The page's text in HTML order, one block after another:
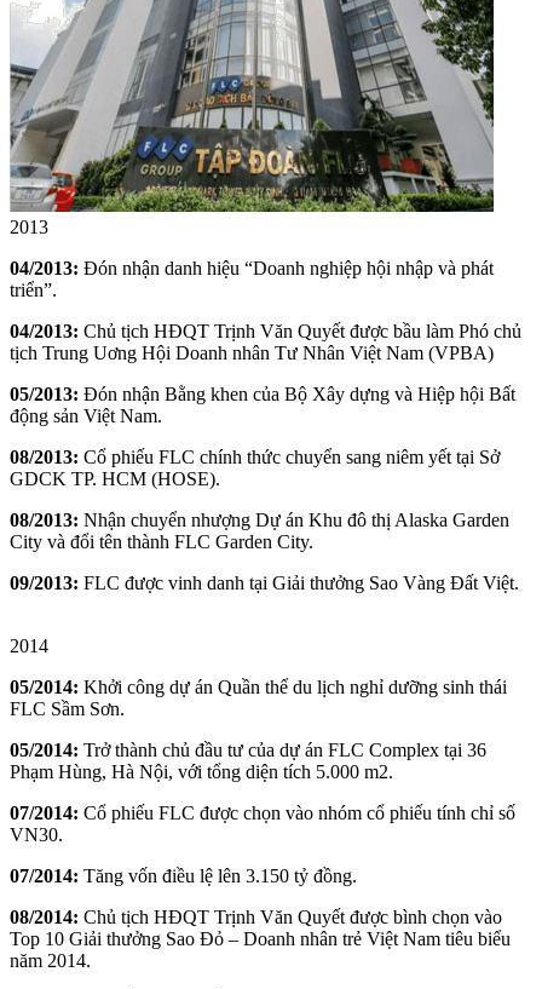
2013
04/2013: Đón nhận danh hiệu “Doanh nghiệp hội nhập và phát
triển”.
04/2013: Chủ tịch HĐQT Trịnh Văn Quyết được bầu làm Phó chủ
tịch Trung Uơng Hội Doanh nhân Tư Nhân Việt Nam (VPBA)
05/2013: Đón nhận Bằng khen của Bộ Xây dựng và Hiệp hội Bất
động sản Việt Nam.
08/2013: Cổ phiếu FLC chính thức chuyển sang niêm yết tại Sở
GDCK TP. HCM (HOSE).
08/2013: Nhận chuyển nhượng Dự án Khu đô thị Alaska Garden
City và đổi tên thành FLC Garden City.
09/2013: FLC được vinh danh tại Giải thưởng Sao Vàng Đất Việt.
2014
05/2014: Khởi công dự án Quần thể du lịch nghỉ dưỡng sinh thái
FLC Sầm Sơn.
05/2014: Trở thành chủ đầu tư của dự án FLC Complex tại 36
Phạm Hùng, Hà Nội, với tổng diện tích 5.000 m2.
07/2014: Cổ phiếu FLC được chọn vào nhóm cổ phiếu tính chỉ số
VN30.
07/2014: Tăng vốn điều lệ lên 3.150 tỷ đồng.
08/2014: Chủ tịch HĐQT Trịnh Văn Quyết được bình chọn vào
Top 10 Giải thưởng Sao Đỏ – Doanh nhân trẻ Việt Nam tiêu biểu
năm 2014.